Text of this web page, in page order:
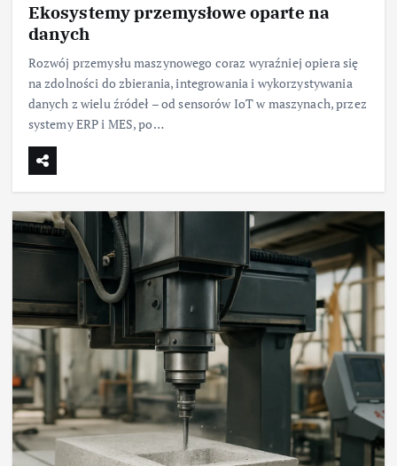
Ekosystemy przemysłowe oparte na
danych
Rozwój przemysłu maszynowego coraz wyraźniej opiera się
na zdolności do zbierania, integrowania i wykorzystywania
danych z wielu źródeł – od sensorów IoT w maszynach, przez
systemy ERP i MES, po…